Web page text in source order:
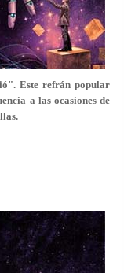
Este refrán popular
a las ocasiones de